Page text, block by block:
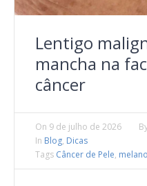
Lentigo
mancha na
câncer
On 9 de julho de 2026
In Blog, Dicas
Tags Câncer de Pele,